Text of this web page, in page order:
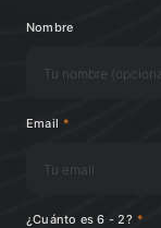
Nombre
Email *
¿Cuánto es 6 - 2? *